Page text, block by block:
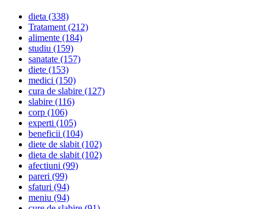
dieta (338)
Tratament(212)
alimente (184)
studiu (159)
sanatate (157)
diete (153)
medici (150)
cura de slabire (127)
slabire (116)
corp (106)
experti (105)
beneficii (104)
diete de slabit(102)
dieta de slabit(102)
afectiuni (99)
pareri (99)
sfaturi (94)
meniu (94)